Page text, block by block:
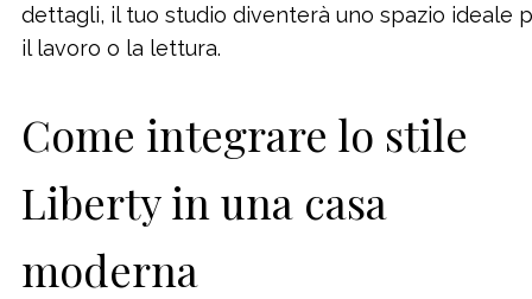
dettagli, il tuo studio diventerà uno spazio ideale
il lavoro o la lettura.
Come integrare lo stile
Liberty in una casa
moderna